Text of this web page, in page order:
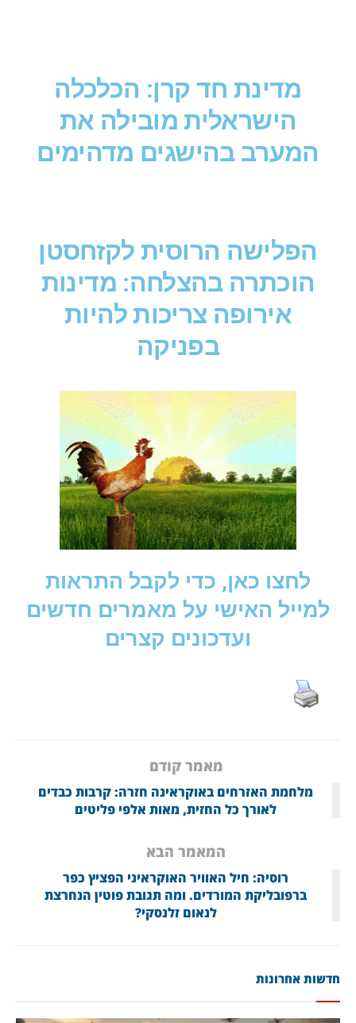
מדינת חד קרן: הכלכלה
הישראלית מובילה את
המערב בהישגים מדהימים
הפלישה הרוסית לקזחסטן
הוכתרה בהצלחה: מדינות
אירופה צריכות להיות
בפניקה
לחצו כאן, כדי לקבל התראות
למייל האישי על מאמרים חדשים
ועדכונים קצרים
מאמר קודם
מלחמת האזרחים באוקראינה חזרה: קרבות כבדים
לאורך כל החזית, מאות אלפי פליטים
המאמר הבא
רוסיה: חיל האוויר האוקראיני הפציץ כפר
ברפובליקת המורדים. ומה תגובת פוטין הנחרצת
לנאום זלנסקי?
חדשות אחרונות